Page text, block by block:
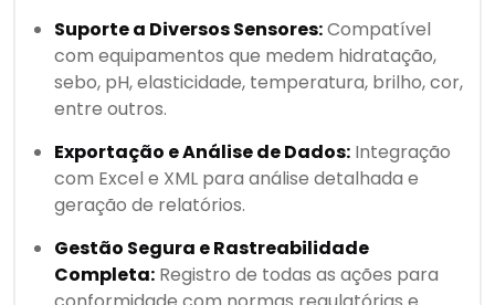
Suporte a Diversos Sensores:Compatível
com equipamentos que medem hidratação,
sebo, pH, elasticidade, temperatura, brilho, cor,
entre outros.
Exportação e Análise de Dados: Integração
com Excel e XML para análise detalhada e
geração de relatórios.
Gestão Segura e Rastreabilidade
Completa: Registro de todas as ações para